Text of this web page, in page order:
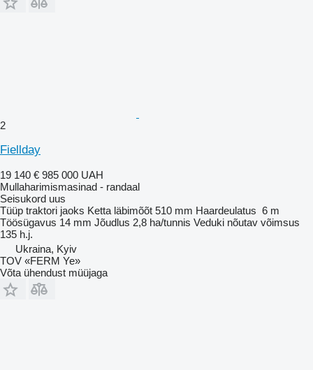
2
Fiellday
19 140 € 985 000 UAH
Mullaharimismasinad - randaal
Seisukord uus
Tüüp traktori jaoks Ketta läbimõõt 510 mm Haardeulatus 6 m
Töösügavus 14 mm Jõudlus 2,8 ha/tunnis Veduki nõutav võimsus
135 h.j.
Ukraina, Kyiv
TOV «FERM Ye»
Võta ühendust müüjaga